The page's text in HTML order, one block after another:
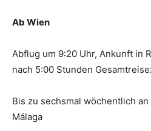
Ab Wien
Abflug um 9:20 Uhr, Ankunft in
nach 5:00 Stunden
Bis zu sechsmal wöchentlich
Málaga